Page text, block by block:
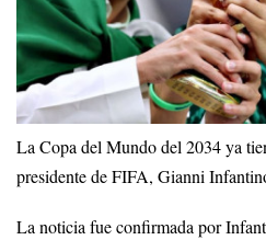
La Copa del Mundo del 2034 ya
presidente de FIFA, Gianni
La noticia fue confirmada por